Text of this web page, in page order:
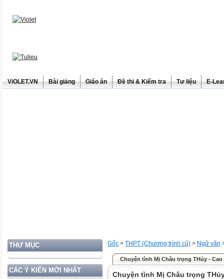
ViOLET.VN Bài giảng Giáo án Đề thi & Kiểm tra Tư liệu E-
THƯ MỤC
CÁC Ý KIẾN MỚI NHẤT
Gốc > THPT (Chương trình cũ) > Ngữ văn
Chuyện tình Mị Châu trọng THủy - Cao
Chuyện tình Mị Châu trọng